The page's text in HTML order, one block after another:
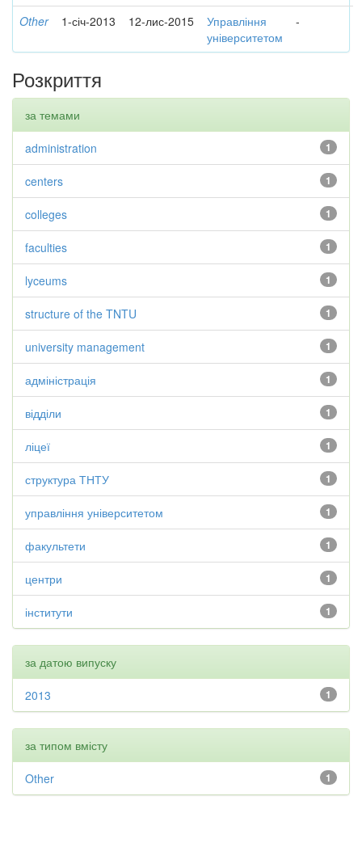
Other 1-січ-2013 12-лис-2015
Управління
університетом
-
Розкриття
за темами
1
administration
1
centers
1
colleges
1
faculties
1
lyceums
1
structure of the TNTU
1
university management
1
адміністрація
1
відділи
1
ліцеї
1
структура ТНТУ
1
управління університетом
1
факультети
1
центри
1
інститути
за датою випуску
1
2013
за типом вмісту
1
Other